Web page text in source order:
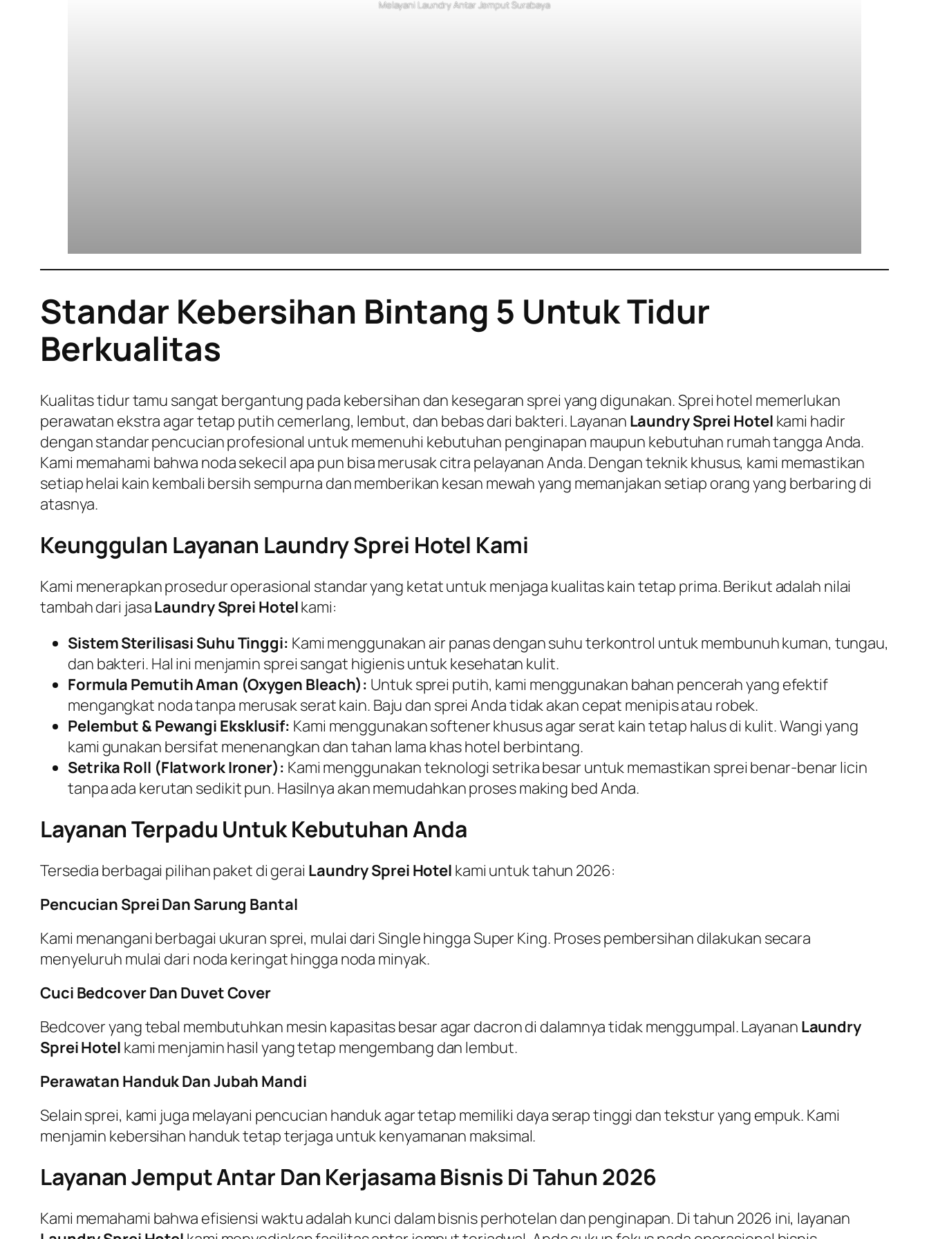
Melayani Laundry Antar Jemput Surabaya
Standar Kebersihan Bintang 5 Untuk Tidur
Berkualitas
Kualitas tidur tamu sangat bergantung pada kebersihan dan kesegaran sprei yang digunakan. Sprei hotel memerlukan
perawatan ekstra agar tetap putih cemerlang, lembut, dan bebas dari bakteri. Layanan Laundry Sprei Hotel kami hadir
dengan standar pencucian profesional untuk memenuhi kebutuhan penginapan maupun kebutuhan rumah tangga Anda.
Kami memahami bahwa noda sekecil apa pun bisa merusak citra pelayanan Anda. Dengan teknik khusus, kami memastikan
setiap helai kain kembali bersih sempurna dan memberikan kesan mewah yang memanjakan setiap orang yang berbaring di
atasnya.
Keunggulan Layanan Laundry Sprei Hotel Kami
Kami menerapkan prosedur operasional standar yang ketat untuk menjaga kualitas kain tetap prima. Berikut adalah nilai
tambah dari jasaLaundry Sprei Hotelkami:
Sistem Sterilisasi Suhu Tinggi: Kami menggunakan air panas dengan suhu terkontrol untuk membunuh kuman, tungau,
dan bakteri. Hal ini menjamin sprei sangat higienis untuk kesehatan kulit.
Formula Pemutih Aman (Oxygen Bleach): Untuk sprei putih, kami menggunakan bahan pencerah yang efektif
mengangkat noda tanpa merusak serat kain. Baju dan sprei Anda tidak akan cepat menipis atau robek.
Pelembut & Pewangi Eksklusif: Kami menggunakansoftenerkhusus agar serat kain tetap halus di kulit. Wangi yang
kami gunakan bersifat menenangkan dan tahan lama khas hotel berbintang.
Setrika Roll (Flatwork Ironer): Kami menggunakan teknologi setrika besar untuk memastikan sprei benar-benar licin
tanpa ada kerutan sedikit pun. Hasilnya akan memudahkan prosesmaking bedAnda.
Layanan Terpadu Untuk Kebutuhan Anda
Tersedia berbagai pilihan paket di gerai Laundry Sprei Hotel kami untuk tahun 2026:
Pencucian Sprei Dan Sarung Bantal
Kami menangani berbagai ukuran sprei, mulai dariSinglehinggaSuper King. Proses pembersihan dilakukan secara
menyeluruh mulai dari noda keringat hingga noda minyak.
Cuci Bedcover Dan Duvet Cover
Bedcover yang tebal membutuhkan mesin kapasitas besar agar dacron di dalamnya tidak menggumpal. Layanan Laundry
Sprei Hotel kami menjamin hasil yang tetap mengembang dan lembut.
Perawatan Handuk Dan Jubah Mandi
Selain sprei, kami juga melayani pencucian handuk agar tetap memiliki daya serap tinggi dan tekstur yang empuk. Kami
menjamin kebersihan handuk tetap terjaga untuk kenyamanan maksimal.
Layanan Jemput Antar Dan Kerjasama Bisnis Di Tahun 2026
Kami memahami bahwa efisiensi waktu adalah kunci dalam bisnis perhotelan dan penginapan. Di tahun 2026 ini, layanan